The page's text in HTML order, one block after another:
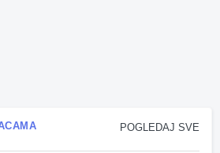
POGLEDAJ SVE